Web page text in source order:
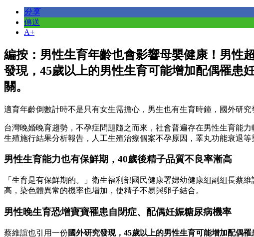
分享
傳送
A+
編按：男性生育年齡也會影響母嬰健康！男性
發現，45歲以上的男性生育可能增加配偶罹患
關。
適育年齡倒數計時不是只有女生需擔心，男生也有生育時鐘，國外研
台灣晚婚晚育趨勢，不孕症問題隨之而來，社會普遍存在男性生育能
生殖施行結果分析報告，人工生殖治療個案不孕原因，睪丸功能衰退等
男性生育能力也有保鮮期，40歲後精子品質不良率漸高
「生育是有保鮮期的。」衛生福利部國民健康署婦幼健康組副組長蔡
高，染色體異常的機率也增加，使精子不易與卵子結合。
男性晚生育恐增寶寶罹患自閉症、配偶妊娠糖尿病機率
蔡維誼也引用一份國外研究發現，45歲以上的男性生育可能增加配偶